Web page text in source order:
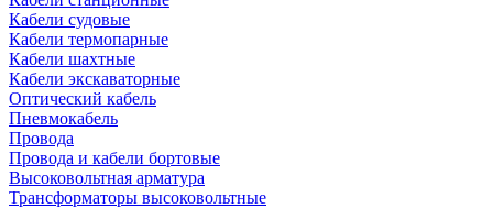
Кабели судовые
Кабели термопарные
Кабели шахтные
Кабели экскаваторные
Оптический кабель
Пневмокабель
Провода
Провода и кабели бортовые
Высоковольтная арматура
Трансформаторы высоковольтные